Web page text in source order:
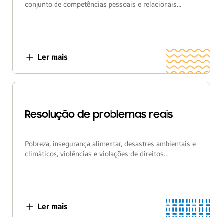
conjunto de competências pessoais e relacionais...
Ler mais
Resolução de problemas reais
Pobreza, insegurança alimentar, desastres ambientais e
climáticos, violências e violações de direitos...
Ler mais